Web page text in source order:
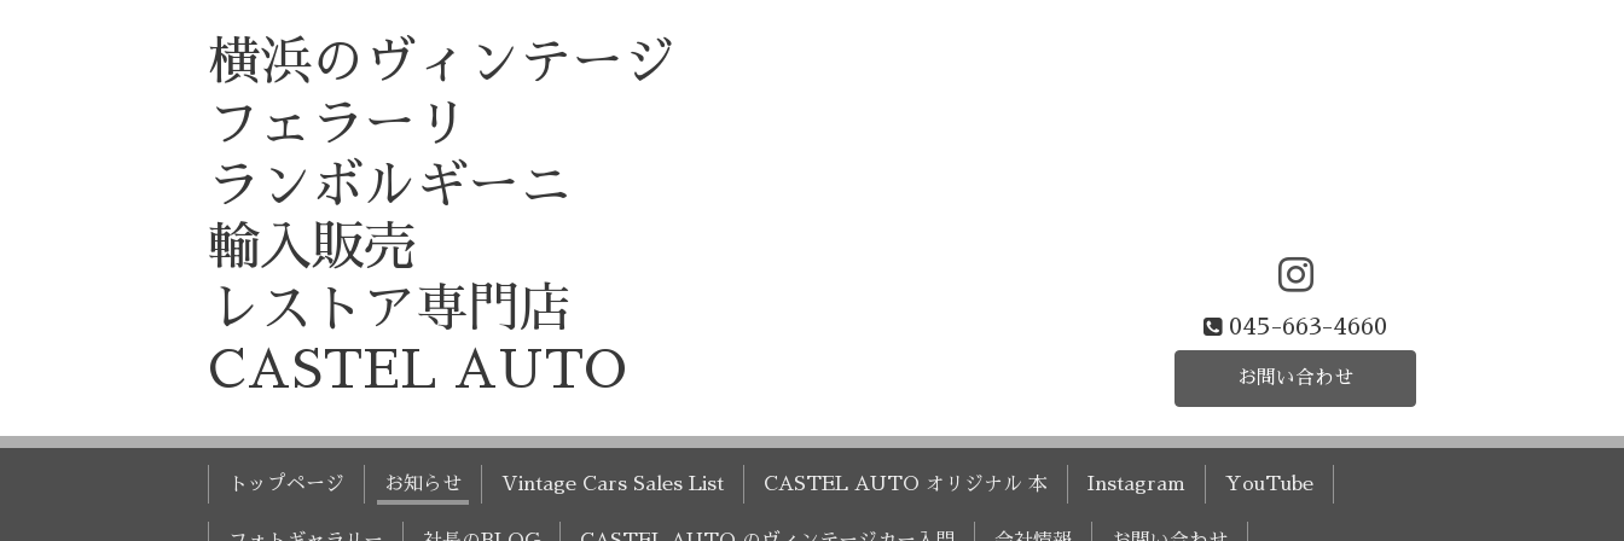
横浜のヴィンテージ
フェラーリ
ランボルギーニ
輸入販売
レストア専門店
CASTEL AUTO
045-663-4660
お問い合わせ
トップページ お知らせ Vintage Cars Sales List CASTEL AUTO オリジナル 本 Instagram YouTube